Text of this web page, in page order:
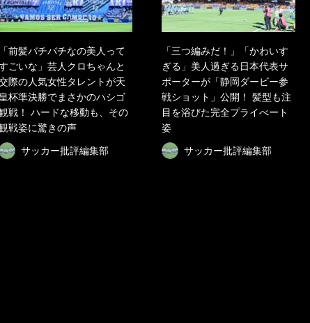
「前髪バチバチなの美人って
ごいな」芸人クロちゃんと
際の人気女性タレントが天
皇杯準決勝でまさかのハシゴ
戦！ ハードな移動も、その
戦姿に驚きの声
サッカー批評編集部
「三つ編みだ！」「かわいす
ぎる」美人過ぎる日本代表サ
ポーターが「静岡ダービー参
戦ショット」公開！ 髪型も注
目を浴びた完全プライべート
姿
サッカー批評編集部